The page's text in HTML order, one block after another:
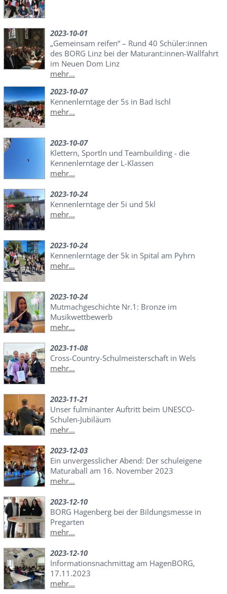
2023-10-01
„Gemeinsam reifen“ – Rund 40 Schüler:innen
des BORG Linz bei der Maturant:innen-Wallfahrt
im Neuen Dom Linz
mehr...
2023-10-07
Kennenlerntage der 5s in Bad Ischl
mehr...
2023-10-07
Klettern, Sportln und Teambuilding - die
Kennenlerntage der L-Klassen
mehr...
2023-10-24
Kennenlerntage der 5i und 5kl
mehr...
2023-10-24
Kennenlerntage der 5k in Spital am Pyhrn
mehr...
2023-10-24
Mutmachgeschichte Nr.1: Bronze im
Musikwettbewerb
mehr...
2023-11-08
Cross-Country-Schulmeisterschaft in Wels
mehr...
2023-11-21
Unser fulminanter Auftritt beim UNESCO-
Schulen-Jubiläum
mehr...
2023-12-03
Ein unvergesslicher Abend: Der schuleigene
Maturaball am 16. November 2023
mehr...
2023-12-10
BORG Hagenberg bei der Bildungsmesse in
Pregarten
mehr...
2023-12-10
Informationsnachmittag am HagenBORG,
17.11.2023
mehr...